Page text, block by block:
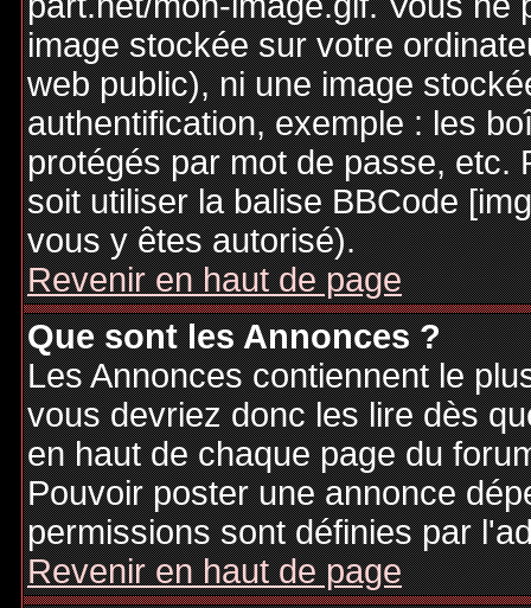
image stockée sur votre
web public), ni une image
authentification, exemple : les
protégés par mot de passe, etc.
soit utiliser la balise BBCode
vous y êtes autorisé).
Revenir en haut de page
Que sont les Annonces ?
Les Annonces contiennent le
vous devriez donc les lire dès
en haut de chaque page du
Pouvoir poster une annonce
permissions sont définies par
Revenir en haut de page